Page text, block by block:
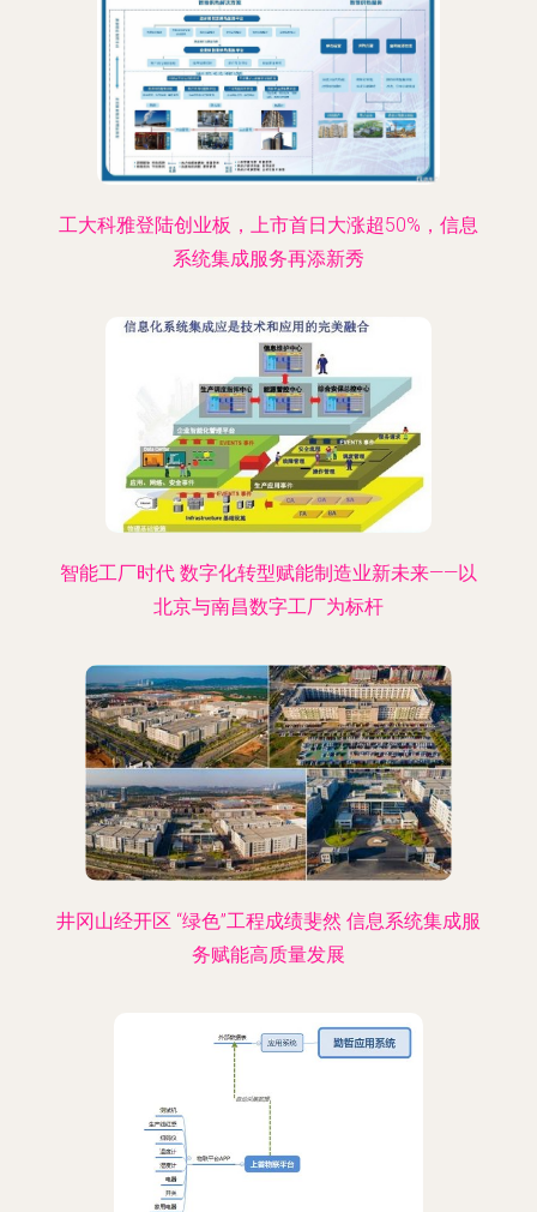
工大科雅登陆创业板，上市首日大涨超50%，信息
系统集成服务再添新秀
智能工厂时代 数字化转型赋能制造业新未来——以
北京与南昌数字工厂为标杆
井冈山经开区 “绿色”工程成绩斐然 信息系统集成服
务赋能高质量发展